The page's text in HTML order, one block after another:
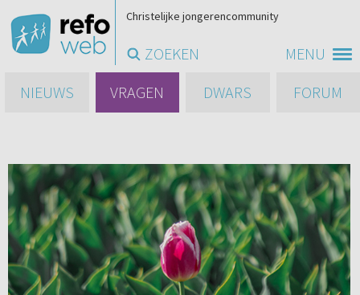
MENU
Christelijke jongerencommunity
ZOEKEN
NIEUWS
VRAGEN DWARS FORUM